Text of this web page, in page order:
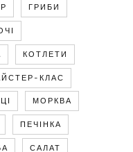
ГРИБИ
КОТЛЕТИ
КЛАС
МОРКВА
ПЕЧІНКА
САЛАТ